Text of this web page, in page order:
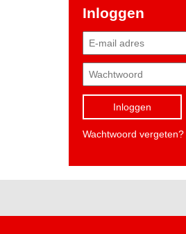
Inloggen
Inloggen
Wachtwoord vergeten?